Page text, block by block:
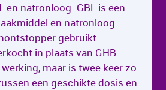
en natronloog. GBL is een
en natronloog
gebruikt.
in plaats van GHB.
maar is twee keer zo
een geschikte dosis en